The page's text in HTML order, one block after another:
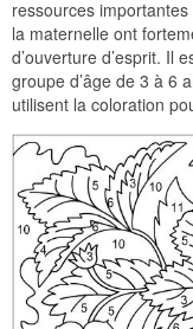
ressources
la maternelle ont
d’ouverture d’esprit. Il
groupe d’âge de 3 à 6
utilisent la coloration